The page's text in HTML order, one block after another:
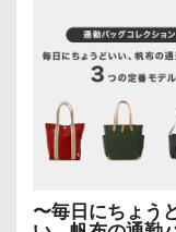
〜毎日にちょう